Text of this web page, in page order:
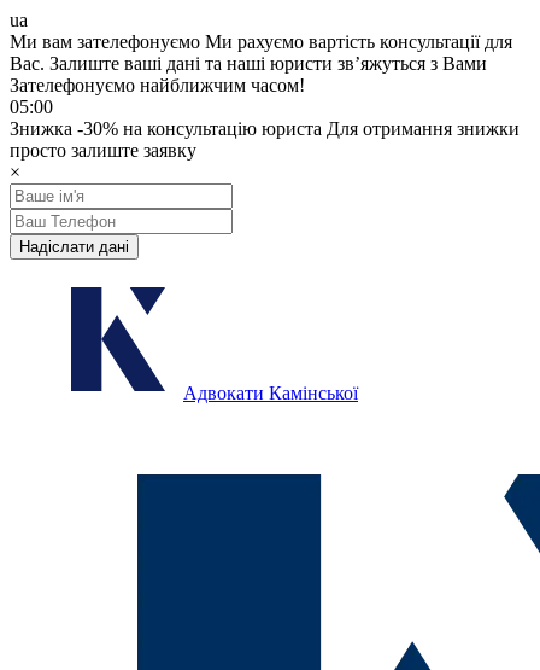
ua
Ми вам зателефонуємо Ми рахуємо вартість консультації для
Вас. Залиште ваші дані та наші юристи звʼяжуться з Вами
Зателефонуємо найближчим часом!
05:00
Знижка -30% на консультацію юриста Для отримання знижки
просто залиште заявку
×
Надіслати дані
Адвокати Камінської